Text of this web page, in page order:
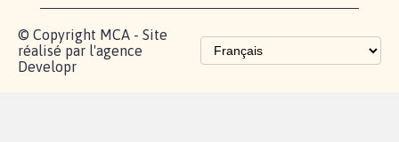
© Copyright MCA - Site
réalisé par l'agence
Developr